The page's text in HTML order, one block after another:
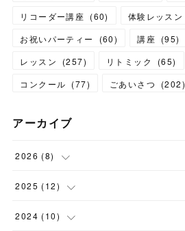
リコーダー講座 (60) 体験レッスン
お祝いパーティー
(60) 講座 (95)
レッスン
(257) リトミック (65)
コンクール (77) ごあいさつ (202)
アーカイブ
2026 (8)
(1)
(3)
2025 (12)
(1)
2024 (10)